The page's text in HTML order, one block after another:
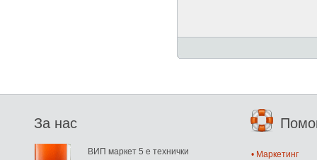
За нас
ВИП маркет 5 е технички
• Маркетинг